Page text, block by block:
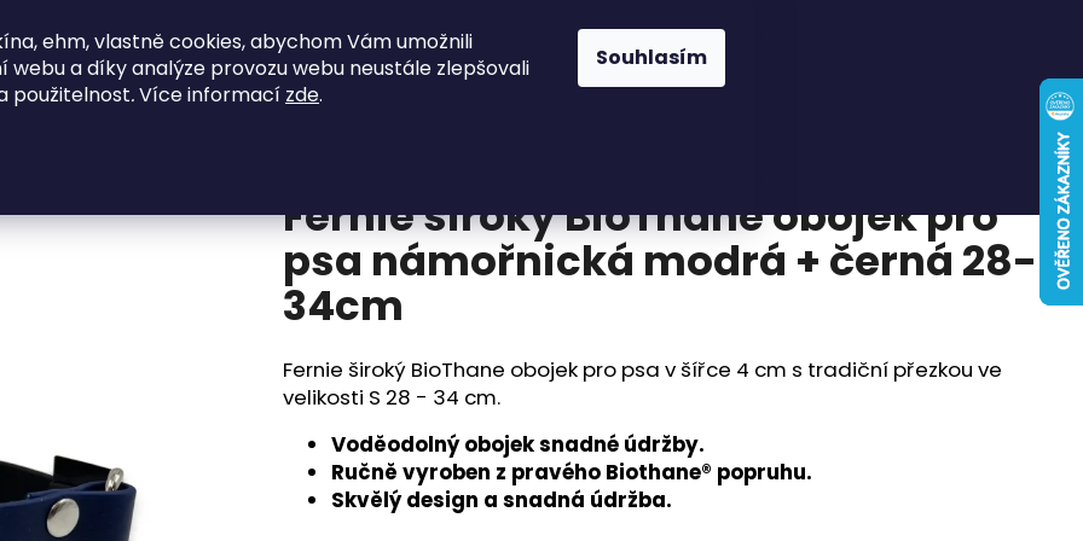
ehm, vlastně cookies, abychom Vám umožnili
webu a díky analýze provozu webu neustále zlepšovali
použitelnost.Více informací zde.
Souhlasím
SkladOFFky Vodítka Postroje Známky Pelíšky a deky
Fernie široký BioThane obojek pro
psa námořnická modrá + černá 28-
34cm
Fernie široký BioThane obojek pro psa v šířce 4 cm s tradiční přezkou ve
velikosti S 28 - 34 cm.
Voděodolný obojek snadné údržby.
Ručně vyroben z pravého Biothane® popruhu.
Skvělý design a snadná údržba.
HLEDAT